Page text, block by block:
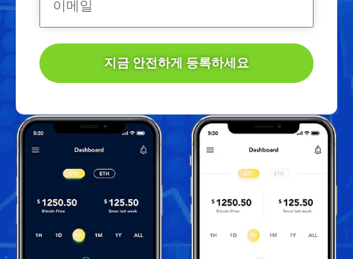
지금 안전하게 등록하세요